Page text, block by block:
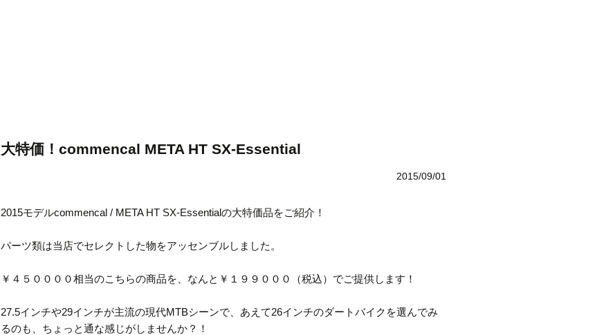
大特価！commencal META HT SX-Essential
2015/09/01
2015モデルcommencal / META HT SX-Essentialの大特価品をご紹介！
パーツ類は当店でセレクトした物をアッセンブルしました。
￥４５００００相当のこちらの商品を、なんと￥１９９０００（税込）でご提供します！
27.5インチや29インチが主流の現代MTBシーンで、あえて26インチのダートバイクを選んでみ
るのも、ちょっと通な感じがしませんか？！